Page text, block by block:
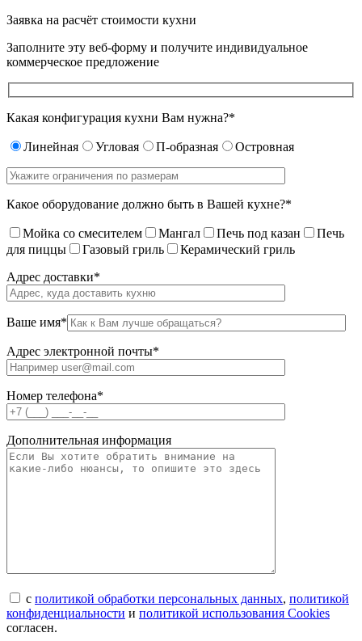
Заявка на расчёт стоимости кухни
Заполните эту веб-форму и получите индивидуальное
коммерческое предложение
Какая конфигурация кухни Вам нужна?*
Линейная Угловая П-образная Островная
Какое оборудование должно быть в Вашей кухне?*
Мойка со смесителем Мангал Печь под казан
Печь
для пиццы
Газовый гриль
Керамический гриль
Адрес доставки*
Ваше имя*
Адрес электронной почты*
Номер телефона*
Дополнительная информация
с политикой обработки персональных данных, политикой
конфиденциальности и политикой использования Cookies
согласен.